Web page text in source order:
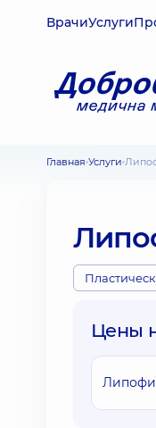
ВрачиУслуги
Главная Услуги
Цены